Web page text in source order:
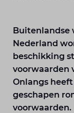
Buitenlandse
Nederland
beschikking
voorwaarden
Onlangs
geschapen
voorwaarden.